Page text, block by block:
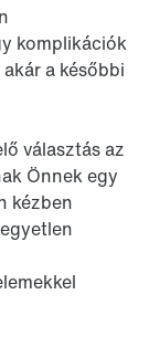
komplikációk
a későbbi
választás az
Önnek egy
kézben